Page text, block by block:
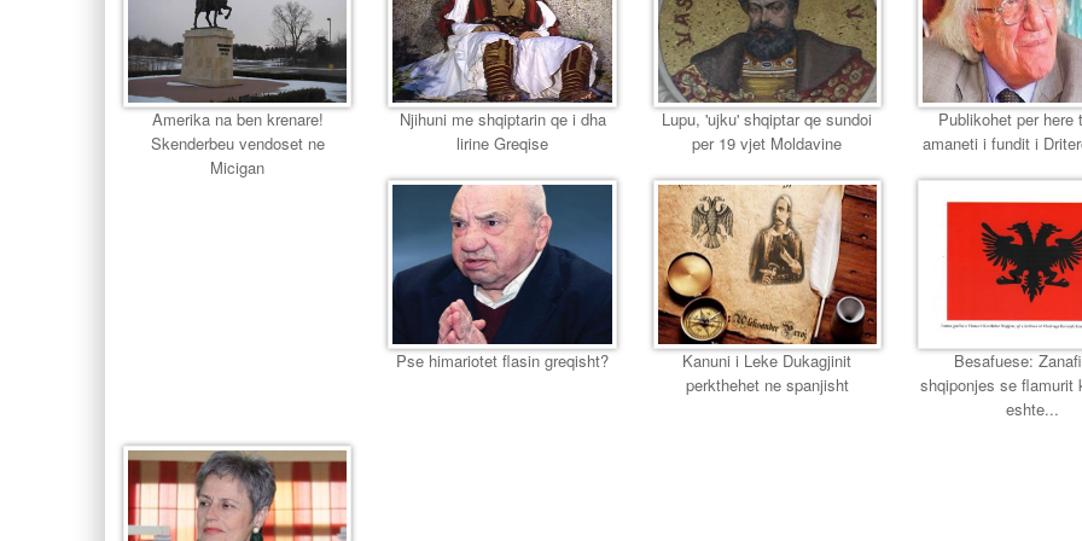
Amerika na ben krenare!
Skenderbeu vendoset ne
Micigan
Njihuni me shqiptarin qe i dha
lirine Greqise
Lupu, 'ujku' shqiptar qe sundoi
per 19 vjet Moldavine
Publikohet per here
amaneti i fundit i
Pse himariotet flasin greqisht?
Kanuni i Leke Dukagjinit
perkthehet ne spanjisht
Besafuese:
shqiponjes se flamurit
eshte...